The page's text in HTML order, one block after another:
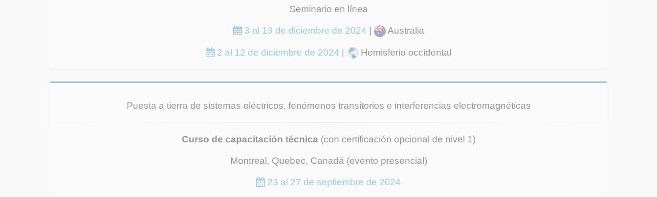
Seminario en línea
3 al 13 de diciembre de 2024 | Australia
2 al 12 de diciembre de 2024 | Hemisferio occidental
Puesta a tierra de sistemas eléctricos, fenómenos transitorios e interferencias electromagnéticas
Curso de capacitación técnica(con certificación opcional de nivel 1)
Montreal, Quebec, Canadá (evento presencial)
23 al 27 de septiembre de 2024